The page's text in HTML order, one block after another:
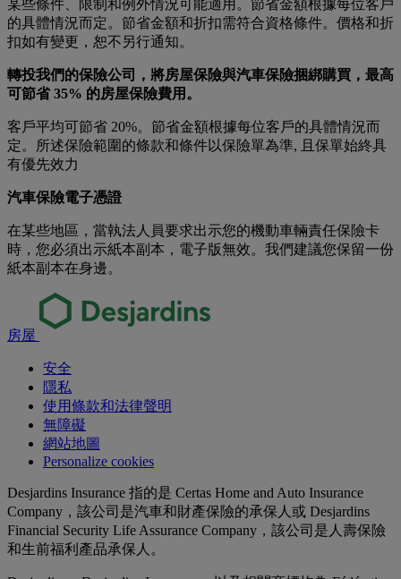
某些條件、限制和例外情況可能適用。節省金額根據每位客戶
的具體情況而定。節省金額和折扣需符合資格條件。價格和折
扣如有變更，恕不另行通知。
轉投我們的保險公司，將房屋保險與汽車保險捆綁購買，最高
可節省 35% 的房屋保險費用。
客戶平均可節省 20%。節省金額根據每位客戶的具體情況而
定。所述保險範圍的條款和條件以保險單為準, 且保單始終具
有優先效力
汽車保險電子憑證
在某些地區，當執法人員要求出示您的機動車輛責任保險卡
時，您必須出示紙本副本，電子版無效。我們建議您保留一份
紙本副本在身邊。
房屋
安全
隱私
使用條款和法律聲明
無障礙
網站地圖
Personalize cookies
Desjardins Insurance 指的是 Certas Home and Auto Insurance
Company，該公司是汽車和財產保險的承保人或 Desjardins
Financial Security Life Assurance Company，該公司是人壽保險
和生前福利產品承保人。